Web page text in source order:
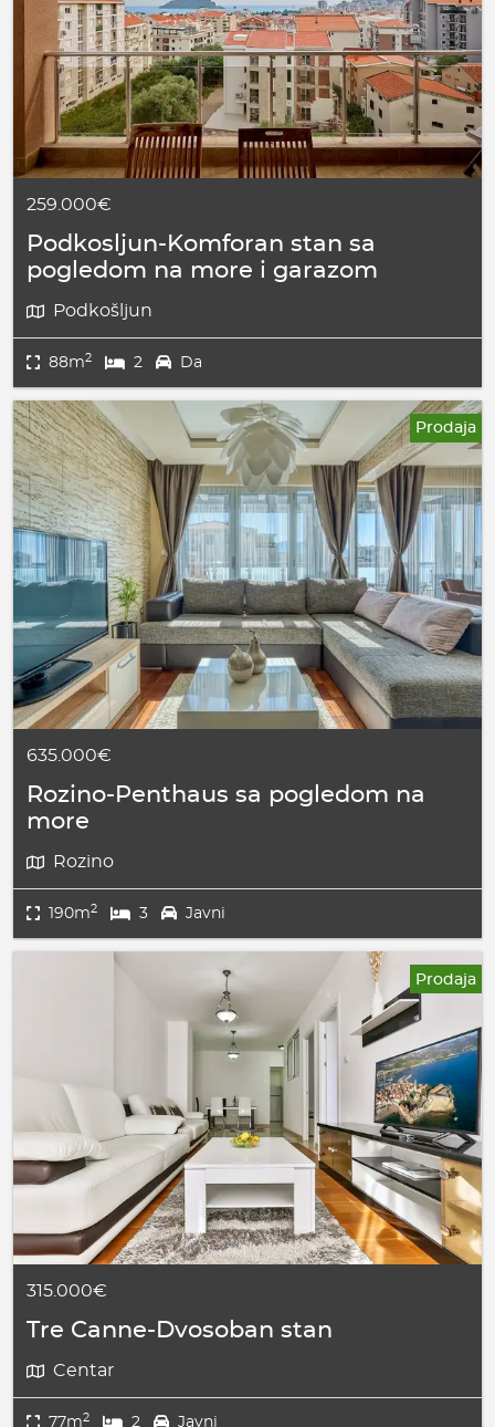
259.000€
Podkosljun-Komforan stan sa
pogledom na more i garazom
Podkošljun
88m2 2 Da
Prodaja
635.000€
Rozino-Penthaus sa pogledom na
more
Rozino
190m2 3 Javni
Prodaja
315.000€
Tre Canne-Dvosoban stan
Centar
77m2 2 Javni